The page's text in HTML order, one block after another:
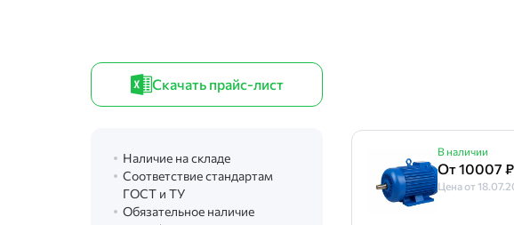
Скачать прайс-лист
Наличие на складе
Соответствие стандартам
ГОСТ и ТУ
Обязательное наличие
В наличии
От 10007 ₽
Цена от